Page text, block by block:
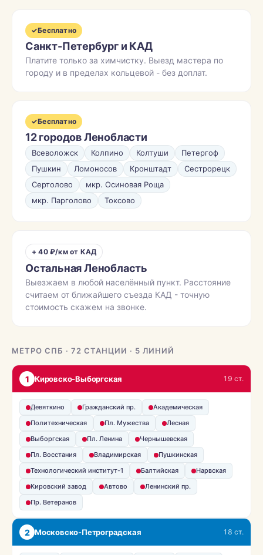
✓Бесплатно
Санкт-Петербург и КАД
Платите только за химчистку. Выезд мастера по
городу и в пределах кольцевой - без доплат.
✓Бесплатно
12 городов Ленобласти
Всеволожск Колпино Колтуши
Петергоф
Пушкин
Ломоносов Кронштадт
Сестрорецк
Сертолово
мкр. Осиновая Роща
мкр. Парголово
Токсово
+ 40 ₽/км от КАД
Остальная Ленобласть
Выезжаем в любой населённый пункт. Расстояние
считаем от ближайшего съезда КАД - точную
стоимость скажем на звонке.
МЕТРО СПБ · 72 СТАНЦИИ · 5 ЛИНИЙ
1 Кировско-Выборгская 19 ст.
Девяткино Гражданский пр.
Академическая
Политехническая
Пл. Мужества
Лесная
Выборгская
Пл. Ленина
Чернышевская
Пл. Восстания
Владимирская
Пушкинская
Технологический институт-1
Балтийская
Нарвская
Кировский завод
Автово
Ленинский пр.
Пр. Ветеранов
2 Московско-Петроградская 18 ст.